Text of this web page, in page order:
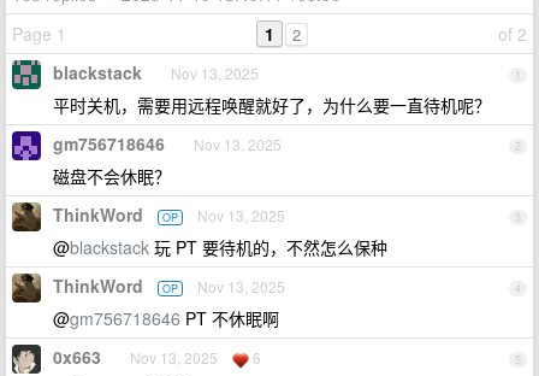
Page 1
of 2
1 2
1
blackstack Nov 13, 2025
平时关机，需要用远程唤醒就好了，为什么要一直待机呢？
2
gm756718646 Nov 13, 2025
磁盘不会休眠？
3
ThinkWord OP Nov 13, 2025
@blackstack 玩 PT 要待机的，不然怎么保种
4
ThinkWord OP Nov 13, 2025
@gm756718646 PT 不休眠啊
5
0x663 Nov 13, 2025 6